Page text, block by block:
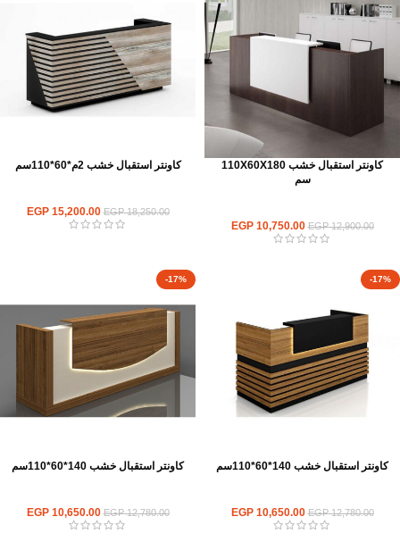
كاونتر استقبال خشب 110X60X180
سم
EGP12,900.00
EGP10,750.00
كاونتر استقبال خشب 2م*60*110سم
EGP18,250.00
EGP15,200.00
-17%
كاونتر استقبال خشب 140*60*110سم
EGP12,780.00
EGP10,650.00
-17%
كاونتر استقبال خشب 140*60*110سم
EGP12,780.00
EGP10,650.00